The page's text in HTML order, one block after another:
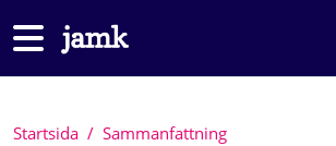
Sidopanel
Startsida Sammanfattning